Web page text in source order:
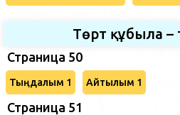
Төрт құбыла –
Страница 50
Тыңдалым 1 Айтылым 1
Страница 51